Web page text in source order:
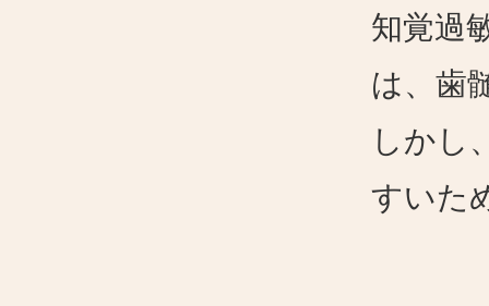
知覚過
は、歯
しかし
すいた